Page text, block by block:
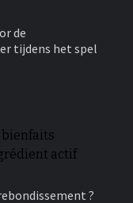
de
tijdens het spel
bienfaits
actif
?